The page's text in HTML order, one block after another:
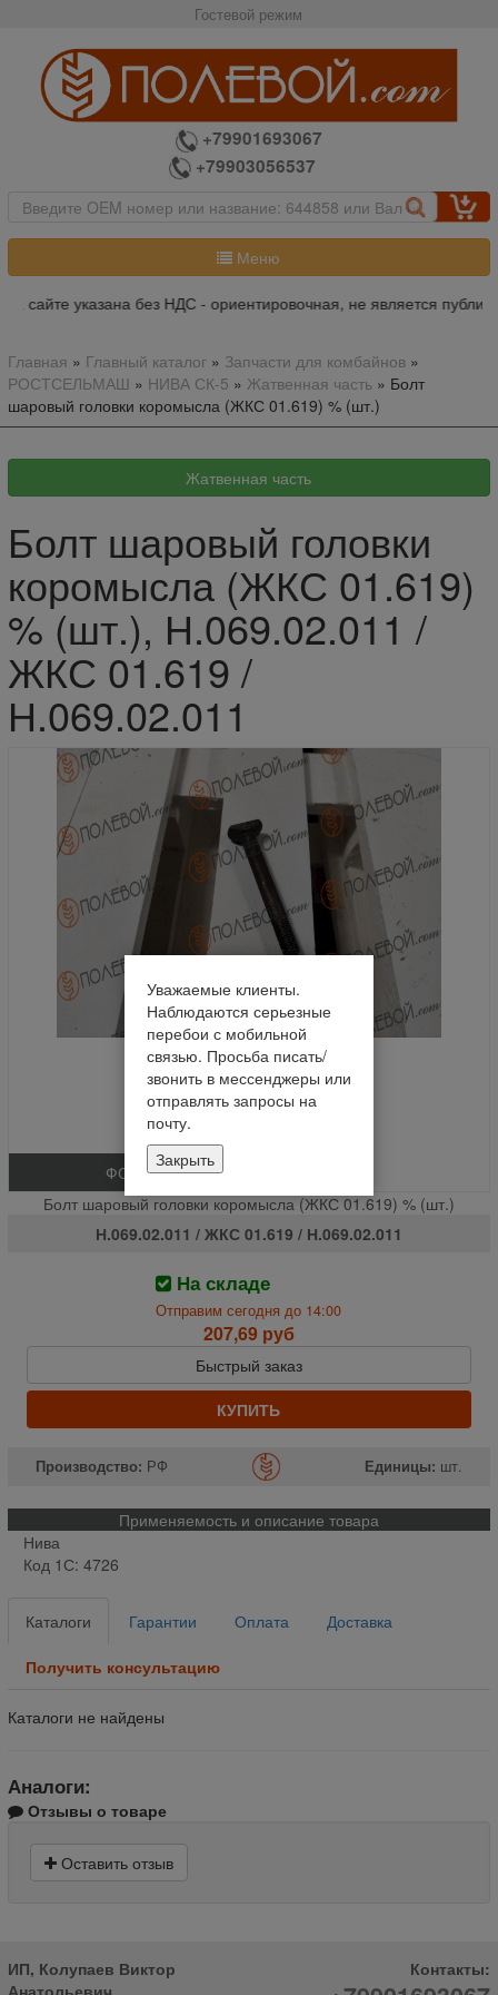
Гостевой режим
+79901693067
+79903056537
Меню
сайте указана без НДС - ориентировочная, не является
Главная » Главный каталог» Запчасти для комбайнов»
РОСТСЕЛЬМАШ » НИВА СК-5 » Жатвенная часть» Болт
шаровый головки коромысла (ЖКС 01.619) % (шт.)
Болт шаровый головки
коромысла (ЖКС 01.619)
% (шт.), Н.069.02.011 /
ЖКС 01.619 /
Н.069.02.011
ФОТО
Болт шаровый головки коромысла (ЖКС 01.619) % (шт.)
Н.069.02.011 / ЖКС 01.619 / Н.069.02.011
На складе
Отправим сегодня до 14:00
207,69 руб
Быстрый заказ
КУПИТЬ
Производство: РФ Единицы: шт.
Применяемость и описание товара
Нива
Код 1С: 4726
Каталоги Гарантии Оплата Доставка
Получить консультацию
Каталоги не найдены
Аналоги:
Отзывы о товаре
Оставить отзыв
ИП, Колупаев Виктор
Анатольевич
Контакты:
Уважаемые клиенты.
Наблюдаются серьезные
перебои с мобильной
связью. Просьба писать/
звонить в мессенджеры или
отправлять запросы на
почту.
Закрыть